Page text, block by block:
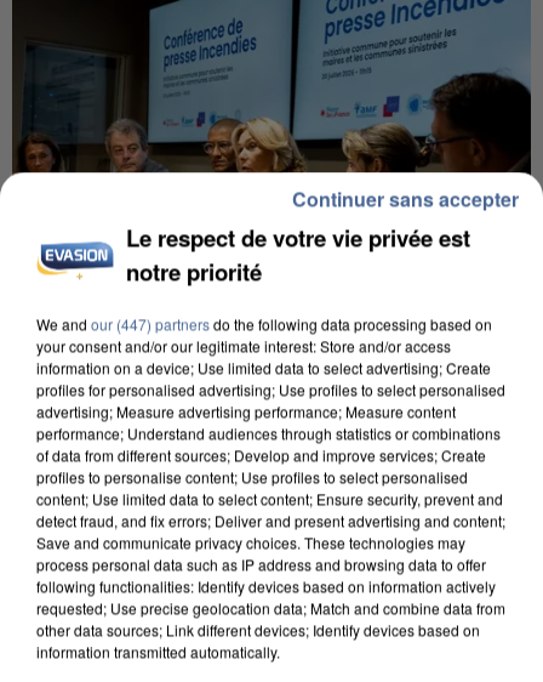
INCENDIES : L’ÎLE-DE-FRANCE LANCE UN ÉLAN
DE SOLIDARITÉ AVEC LES...
Le respect de votre vie privée est
notre priorité
We and our (447) partnersdo the following data processing based on
your consent and/or our legitimate interest: Store and/or access
information on a device; Use limited data to select advertising; Create
profiles for personalised advertising; Use profiles to select personalised
advertising; Measure advertising performance; Measure content
performance; Understand audiences through statistics or combinations
of data from different sources; Develop and improve services; Create
profiles to personalise content; Use profiles to select personalised
content; Use limited data to select content; Ensure security, prevent and
detect fraud, and fix errors; Deliver and present advertising and content;
Save and communicate privacy choices. These technologies may
process personal data such as IP address and browsing data to offer
following functionalities: Identify devices based on information actively
requested; Use precise geolocation data; Match and combine data from
other data sources; Link different devices; Identify devices based on
information transmitted automatically.
Continuer sans accepter